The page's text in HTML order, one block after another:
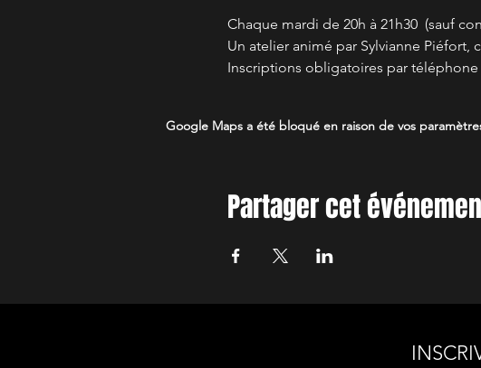
Chaque mardi de 20h à 21h30  (sauf
Un atelier animé par Sylvianne
Inscriptions obligatoires par téléphone
Google Maps a été bloqué en raison de vos
Partager cet